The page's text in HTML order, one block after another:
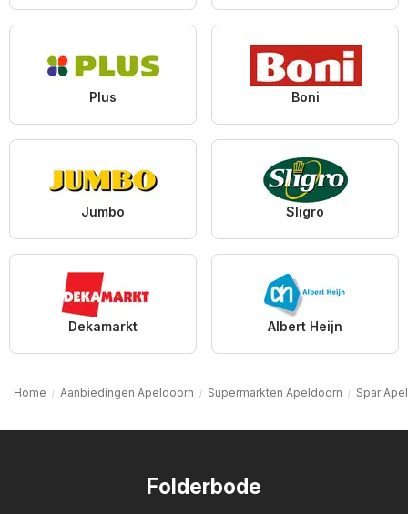
Plus Boni
Jumbo Sligro
Dekamarkt Albert Heijn
Home Aanbiedingen Apeldoorn Supermarkten Apeldoorn Spar
Folderbode